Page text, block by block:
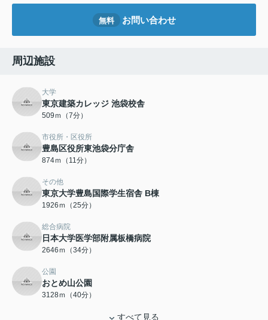
無料 お問い合わせ
周辺施設
大学
東京建築カレッジ 池袋校舎
509ｍ（7分）
市役所・区役所
豊島区役所東池袋分庁舎
874ｍ（11分）
その他
東京大学豊島国際学生宿舎 B棟
1926ｍ（25分）
総合病院
日本大学医学部附属板橋病院
2646ｍ（34分）
公園
おとめ山公園
3128ｍ（40分）
すべて見る